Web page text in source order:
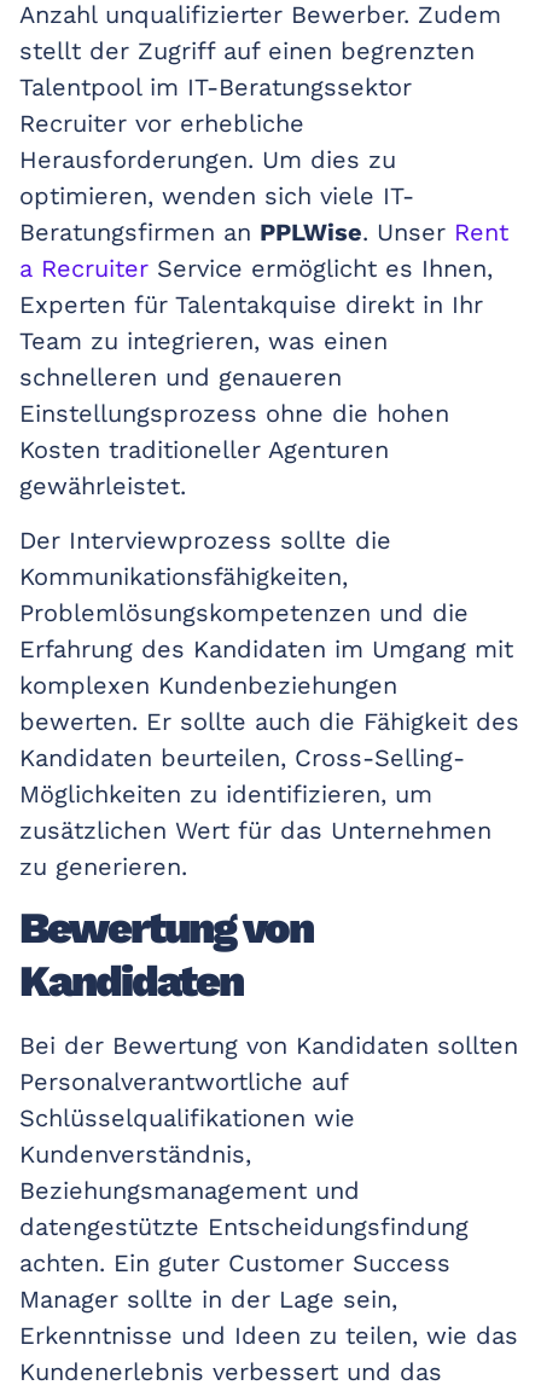
Anzahl unqualifizierter Bewerber. Zudem
stellt der Zugriff auf einen begrenzten
Talentpool im IT-Beratungssektor
Recruiter vor erhebliche
Herausforderungen. Um dies zu
optimieren, wenden sich viele IT-
Beratungsfirmen an PPLWise. Unser Rent
a Recruiter Service ermöglicht es Ihnen,
Experten für Talentakquise direkt in Ihr
Team zu integrieren, was einen
schnelleren und genaueren
Einstellungsprozess ohne die hohen
Kosten traditioneller Agenturen
gewährleistet.
Der Interviewprozess sollte die
Kommunikationsfähigkeiten,
Problemlösungskompetenzen und die
Erfahrung des Kandidaten im Umgang mit
komplexen Kundenbeziehungen
bewerten. Er sollte auch die Fähigkeit des
Kandidaten beurteilen, Cross-Selling-
Möglichkeiten zu identifizieren, um
zusätzlichen Wert für das Unternehmen
zu generieren.
Bewertung von
Kandidaten
Bei der Bewertung von Kandidaten sollten
Personalverantwortliche auf
Schlüsselqualifikationen wie
Kundenverständnis,
Beziehungsmanagement und
datengestützte Entscheidungsfindung
achten. Ein guter Customer Success
Manager sollte in der Lage sein,
Erkenntnisse und Ideen zu teilen, wie das
Kundenerlebnis verbessert und das